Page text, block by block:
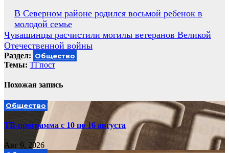
Навигация
по
записям
В Северном районе родился восьмой ребенок в
молодой семье
Чувашинцы расчистили могилы ветеранов Великой
Отечественной войны
Раздел: Общество
Темы: ТГпост
Похожая запись
Общество
ТВ-программа с 10 по 16 августа
Авг 9, 2026